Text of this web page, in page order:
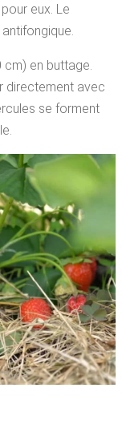
eux. Le
en buttage.
directement avec
se forment